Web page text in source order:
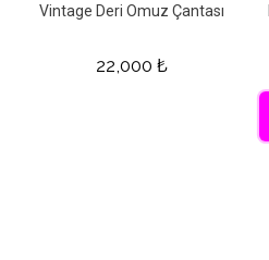
Vintage Deri Omuz Çantası
22,000 ₺